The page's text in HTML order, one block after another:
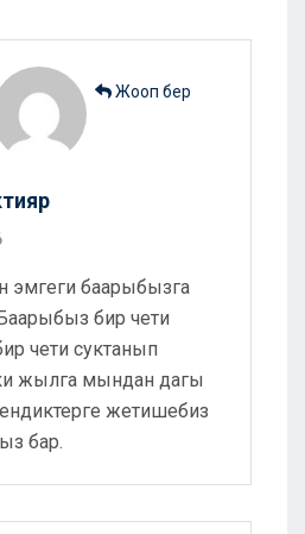
эмгеги баарыбызга
бир чети
чети суктанып
жылга мындан дагы
жетишебиз
бар.
Жооп бер